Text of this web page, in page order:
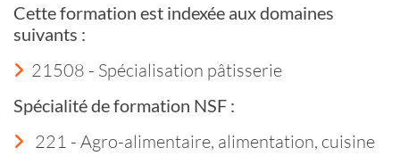
Cette formation est indexée aux domaines
suivants :
21508 - Spécialisation pâtisserie
Spécialité de formation NSF :
221 - Agro-alimentaire, alimentation, cuisine